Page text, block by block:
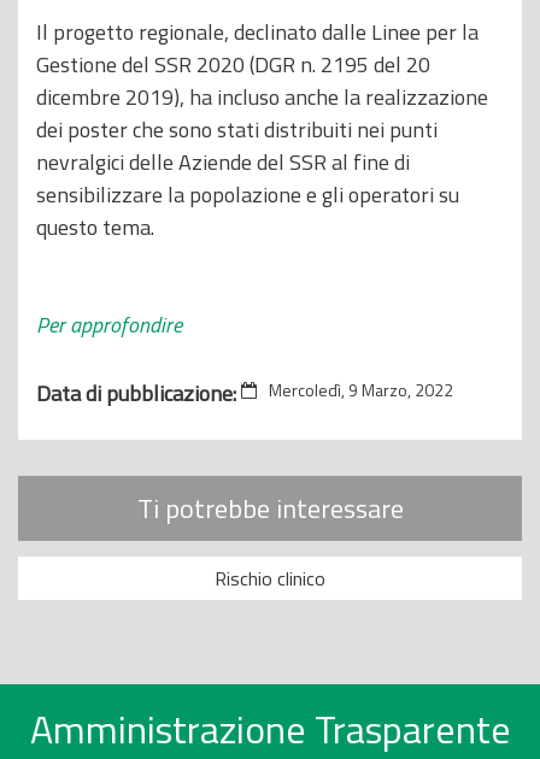
Il progetto regionale, declinato dalle Linee per la
Gestione del SSR 2020 (DGR n. 2195 del 20
dicembre 2019), ha incluso anche la realizzazione
dei poster che sono stati distribuiti nei punti
nevralgici delle Aziende del SSR al fine di
sensibilizzare la popolazione e gli operatori su
questo tema.
Per approfondire
Data di pubblicazione: Mercoledì, 9 Marzo, 2022
Ti potrebbe interessare
Rischio clinico
Amministrazione Trasparente